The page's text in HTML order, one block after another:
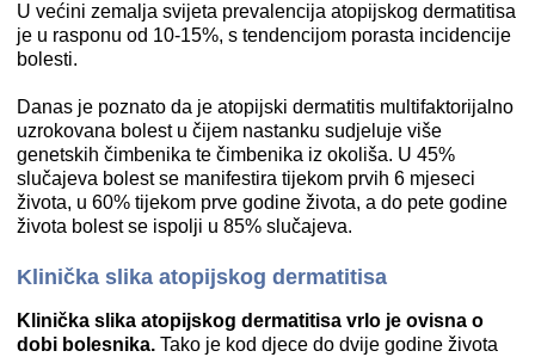
U većini zemalja svijeta prevalencija atopijskog dermatitisa
je u rasponu od 10-15%, s tendencijom porasta incidencije
bolesti.
Danas je poznato da je atopijski dermatitis multifaktorijalno
uzrokovana bolest u čijem nastanku sudjeluje više
genetskih čimbenika te čimbenika iz okoliša. U 45%
slučajeva bolest se manifestira tijekom prvih 6 mjeseci
života, u 60% tijekom prve godine života, a do pete godine
života bolest se ispolji u 85% slučajeva.
Klinička slika atopijskog dermatitisa
Klinička slika atopijskog dermatitisa vrlo je ovisna o
dobi bolesnika. Tako je kod djece do dvije godine života